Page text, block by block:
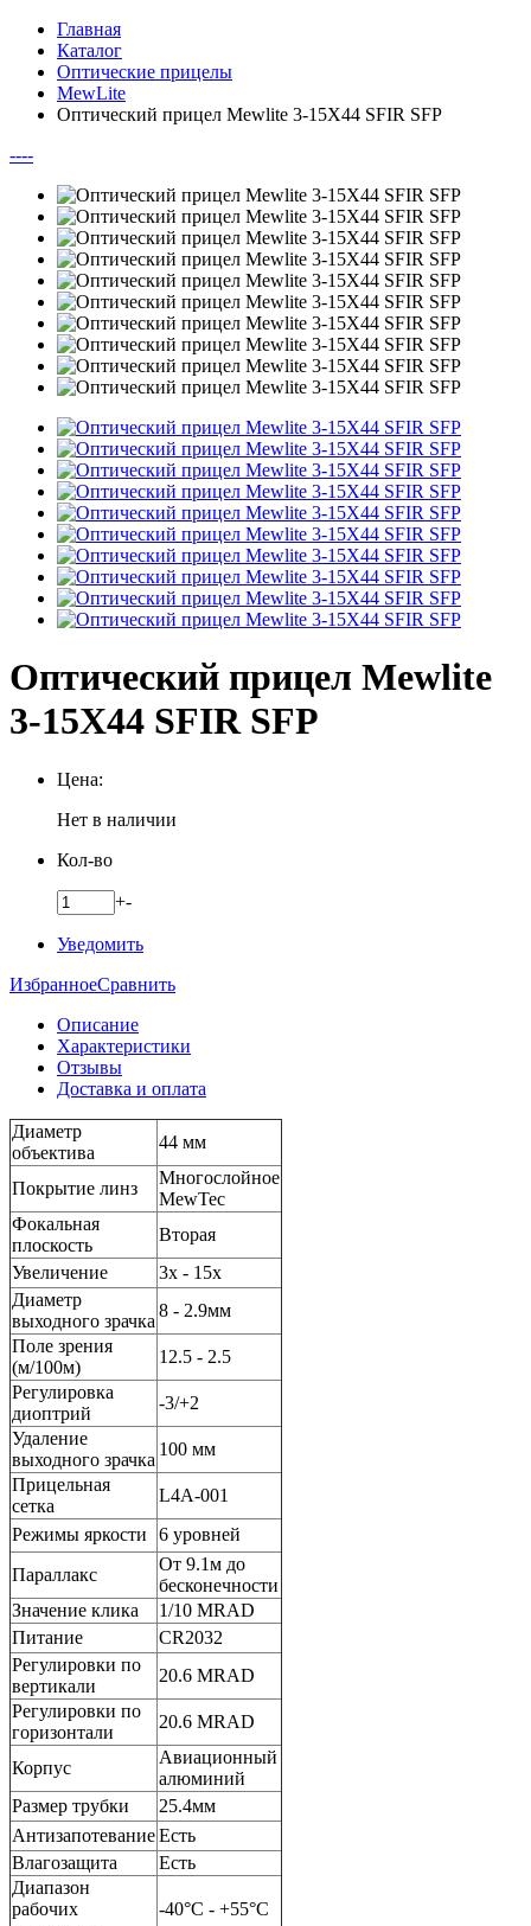
Главная
Каталог
Оптические прицелы
MewLite
Оптический прицел Mewlite 3-15X44 SFIR SFP
----
Оптический прицел Mewlite
3-15X44 SFIR SFP
Цена:
Нет в наличии
Кол-во
+-
Уведомить
ИзбранноеСравнить
Описание
Характеристики
Отзывы
Доставка и оплата
Диаметр
объектива
44 мм
Покрытие линз
Многослойное
MewTec
Фокальная
плоскость
Вторая
Увеличение
3x - 15x
Диаметр
выходного зрачка
8 - 2.9мм
Поле зрения
(м/100м)
12.5 - 2.5
Регулировка
диоптрий
-3/+2
Удаление
выходного зрачка
100 мм
Прицельная
сетка
L4A-001
Режимы яркости
6 уровней
Параллакс
От 9.1м до
бесконечности
Значение клика
1/10 MRAD
Питание
СR2032
Регулировки по
вертикали
20.6 MRAD
Регулировки по
горизонтали
20.6 MRAD
Корпус
Авиационный
алюминий
Размер трубки
25.4мм
АнтизапотеваниеЕсть
Влагозащита
Есть
Диапазон
рабочих
-40°C - +55°C